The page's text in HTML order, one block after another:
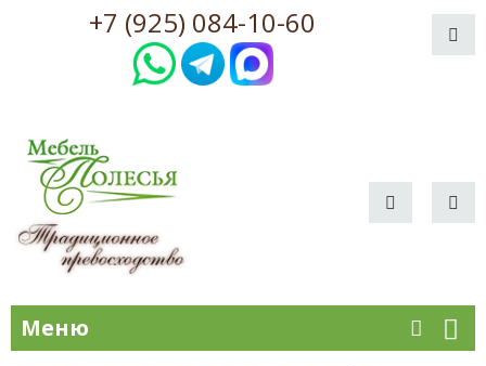
+7 (925) 084-10-60
Меню